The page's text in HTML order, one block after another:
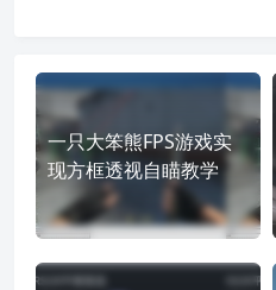
一只大笨熊FPS游戏实
现方框透视自瞄教学